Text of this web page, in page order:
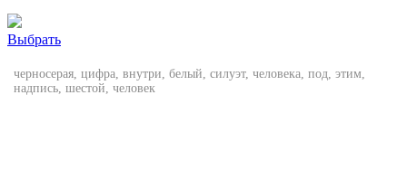
Выбрать
черносерая, цифра, внутри, белый, силуэт, человека, под, этим,
надпись, шестой, человек